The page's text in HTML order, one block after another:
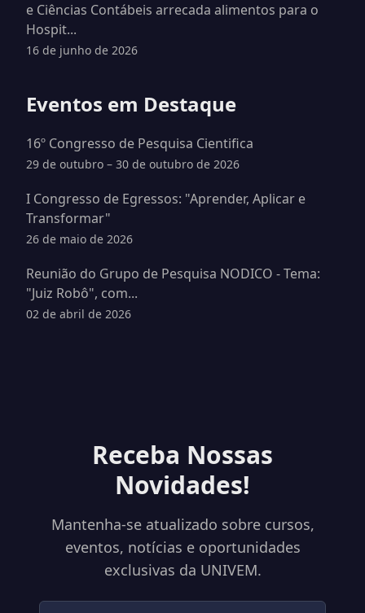
e Ciências Contábeis arrecada alimentos para o
Hospit...
16 de junho de 2026
Eventos em Destaque
16º Congresso de Pesquisa Cientifica
29 de outubro – 30 de outubro de 2026
I Congresso de Egressos: "Aprender, Aplicar e
Transformar"
26 de maio de 2026
Reunião do Grupo de Pesquisa NODICO - Tema:
"Juiz Robô", com...
02 de abril de 2026
Receba Nossas
Novidades!
Mantenha-se atualizado sobre cursos,
eventos, notícias e oportunidades
exclusivas da UNIVEM.